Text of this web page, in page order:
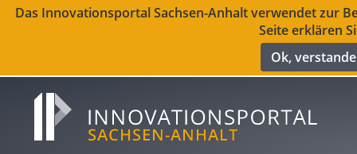
Das Innovationsportal Sachsen-Anhalt verwendet zur
Seite erklären
Ok,